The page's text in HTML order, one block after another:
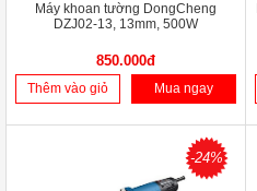
Máy khoan tường DongCheng
DZJ02-13, 13mm, 500W
850.000đ
Thêm vào giỏ Mua ngay
-24%